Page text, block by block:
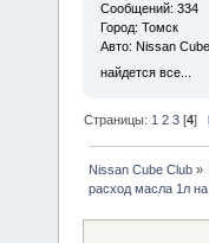
Сообщений: 334
Город: Томск
Авто: Nissan Cube
найдется все...
Страницы: 1 2 3 [4]
Nissan Cube Club »
расход масла 1л